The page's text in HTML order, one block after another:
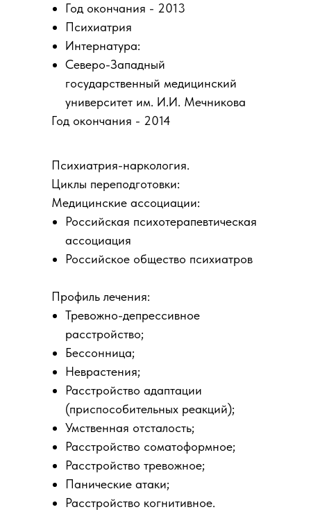
Профиль лечения:
Тревожно-депрессивное
расстройство;
Бессонница;
Неврастения;
Расстройство адаптации
(приспособительных реакций);
Умственная отсталость;
Расстройство соматоформное;
Расстройство тревожное;
Панические атаки;
Расстройство когнитивное.
Психиатрия-наркология.
Циклы переподготовки:
Медицинские ассоциации:
Российская психотерапевтическая
ассоциация
Российское общество психиатров
Год окончания - 2013
Психиатрия
Интернатура:
Северо-Западный
государственный медицинский
университет им. И.И. Мечникова
Год окончания - 2014